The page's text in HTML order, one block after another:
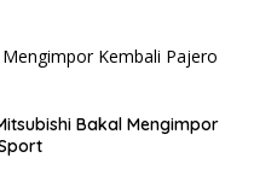
Bakal Mengimpor